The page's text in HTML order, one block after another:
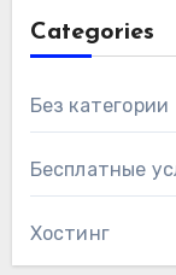
Categories
Без категории
Бесплатные
Хостинг